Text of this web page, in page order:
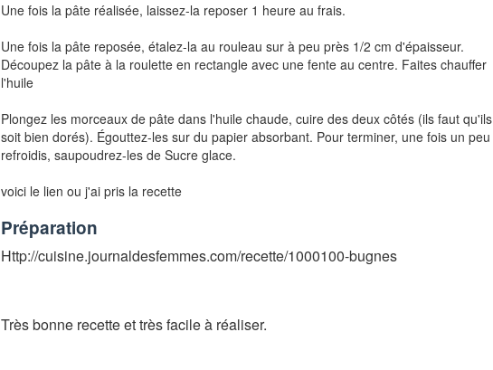
Une fois la pâte réalisée, laissez-la reposer 1 heure au frais.
Une fois la pâte reposée, étalez-la au rouleau sur à peu près 1/2 cm d'épaisseur.
Découpez la pâte à la roulette en rectangle avec une fente au centre. Faites chauffer
l'huile
Plongez les morceaux de pâte dans l'huile chaude, cuire des deux côtés (ils faut qu'ils
soit bien dorés). Égouttez-les sur du papier absorbant. Pour terminer, une fois un peu
refroidis, saupoudrez-les de Sucre glace.
voici le lien ou j'ai pris la recette
Préparation
Http://cuisine.journaldesfemmes.com/recette/1000100-bugnes
Très bonne recette et très facile à réaliser.